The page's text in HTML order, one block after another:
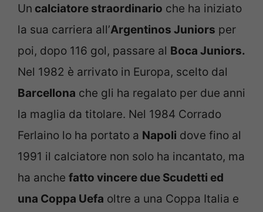
Un calciatore straordinario che ha iniziato
la sua carriera all’Argentinos Juniors per
poi, dopo 116 gol, passare al Boca Juniors.
Nel 1982 è arrivato in Europa, scelto dal
Barcellona che gli ha regalato per due anni
la maglia da titolare. Nel 1984 Corrado
Ferlaino lo ha portato a Napoli dove fino al
1991 il calciatore non solo ha incantato, ma
ha anche fatto vincere due Scudetti ed
una Coppa Uefa oltre a una Coppa Italia e